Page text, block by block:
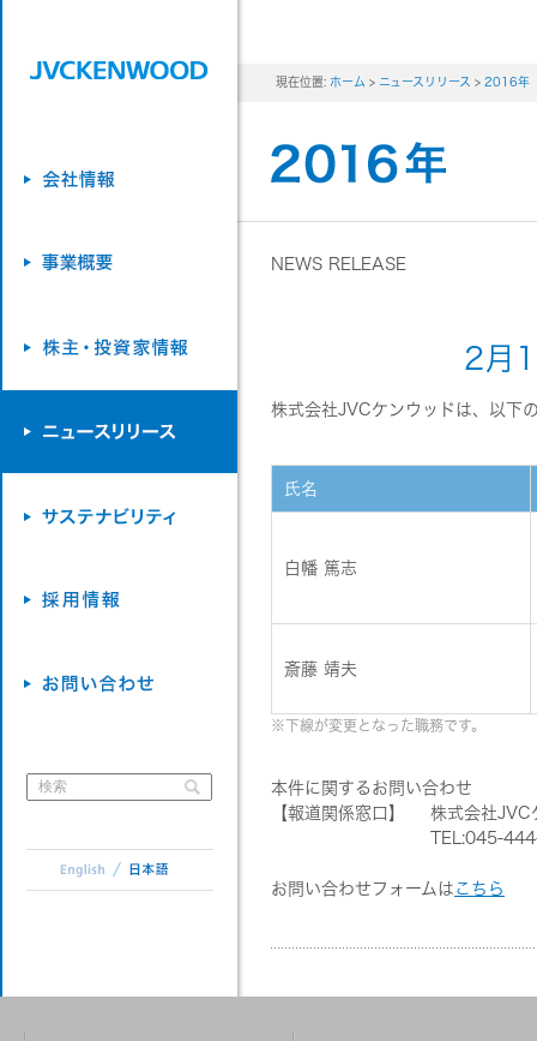
現在位置: ホーム > ニュースリリース > 2016年
NEWS RELEASE
2月
株式会社JVCケンウッドは、以下
氏名
白幡 篤志
斎藤 靖夫
※下線が変更となった職務です。
本件に関するお問い合わせ
【報道関係窓口】
株式会社
TEL:045-
お問い合わせフォームは こちら